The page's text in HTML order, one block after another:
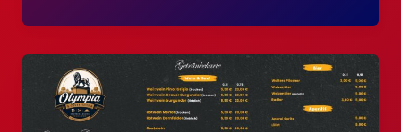
Abteilung
sucht
Jungen
zwischen